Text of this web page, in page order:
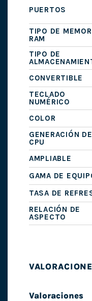
PUERTOS
TIPO DE
RAM
TIPO DE
CONVERTIBLE
TECLADO
NUMÉRICO
COLOR
GENERACIÓN DE
CPU
AMPLIABLE
GAMA DE
TASA DE
RELACIÓN DE
ASPECTO
Valoraciones